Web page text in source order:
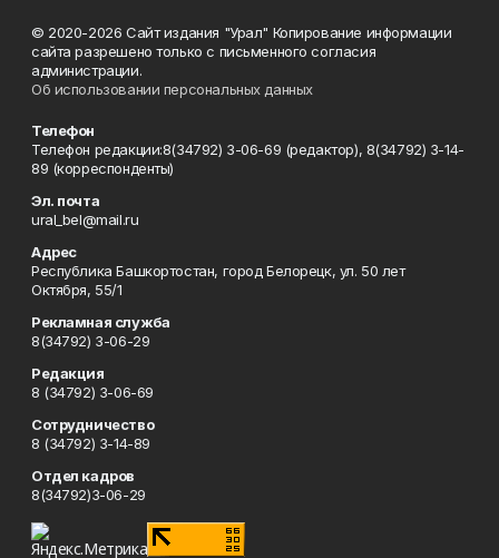
© 2020-2026 Сайт издания "Урал" Копирование информации
сайта разрешено только с письменного согласия
администрации.
Об использовании персональных данных
Телефон
Телефон редакции:8(34792) 3-06-69 (редактор), 8(34792) 3-14-
89 (корреспонденты)
Эл. почта
ural_bel@mail.ru
Адрес
Республика Башкортостан, город Белорецк, ул. 50 лет
Октября, 55/1
Рекламная служба
8(34792) 3-06-29
Редакция
8 (34792) 3-06-69
Сотрудничество
8 (34792) 3-14-89
Отдел кадров
8(34792)3-06-29